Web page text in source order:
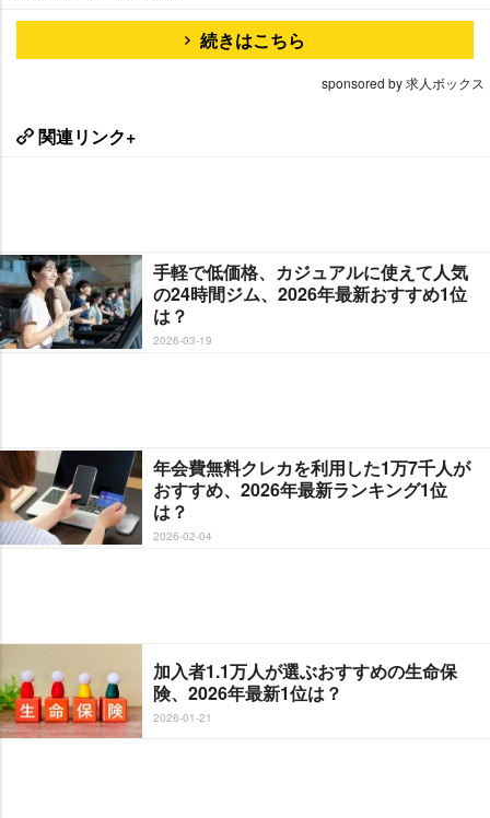
続きはこちら
sponsored by 求人ボックス
関連リンク+
手軽で低価格、カジュアルに使えて人気
の24時間ジム、2026年最新おすすめ1位
は？
2026-03-19
年会費無料クレカを利用した1万7千人が
おすすめ、2026年最新ランキング1位
は？
2026-02-04
加入者1.1万人が選ぶおすすめの生命保
険、2026年最新1位は？
2026-01-21